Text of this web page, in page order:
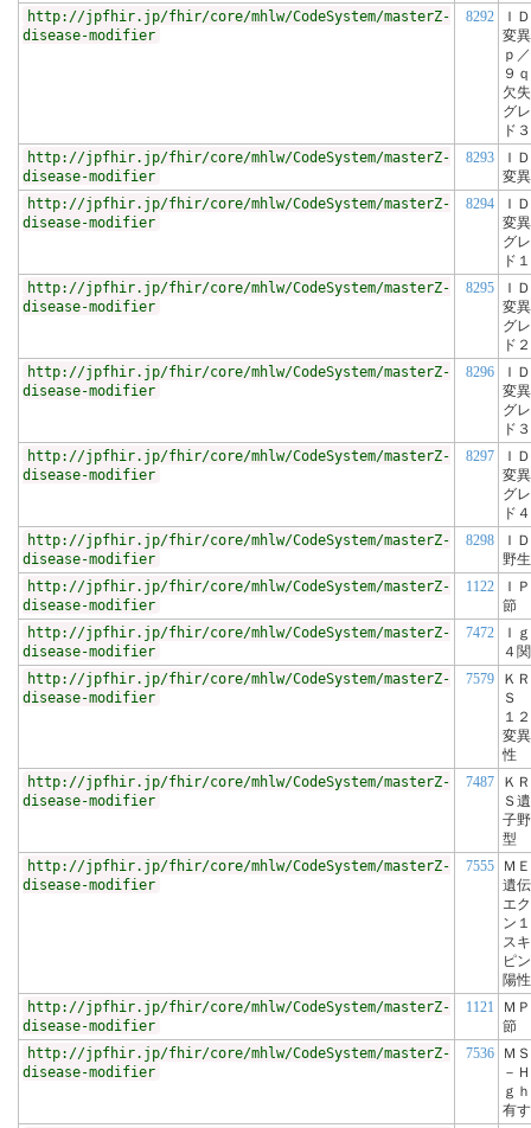
http://jpfhir.jp/fhir/core/mhlw/CodeSystem/masterZ-
disease-modifier
8292
Ｉ
変
ｐ
９
欠
グ
ド３
http://jpfhir.jp/fhir/core/mhlw/CodeSystem/masterZ-
disease-modifier
8293
Ｉ
変
http://jpfhir.jp/fhir/core/mhlw/CodeSystem/masterZ-
disease-modifier
8294
Ｉ
変
グ
ド１
http://jpfhir.jp/fhir/core/mhlw/CodeSystem/masterZ-
disease-modifier
8295
Ｉ
変
グ
ド２
http://jpfhir.jp/fhir/core/mhlw/CodeSystem/masterZ-
disease-modifier
8296
Ｉ
変
グ
ド３
http://jpfhir.jp/fhir/core/mhlw/CodeSystem/masterZ-
disease-modifier
8297
Ｉ
変
グ
ド４
http://jpfhir.jp/fhir/core/mhlw/CodeSystem/masterZ-
disease-modifier
8298
Ｉ
野
http://jpfhir.jp/fhir/core/mhlw/CodeSystem/masterZ-
disease-modifier
1122
Ｉ
節
http://jpfhir.jp/fhir/core/mhlw/CodeSystem/masterZ-
disease-modifier
7472
Ｉ
４
http://jpfhir.jp/fhir/core/mhlw/CodeSystem/masterZ-
disease-modifier
7579
Ｋ
Ｓ
１
変
性
http://jpfhir.jp/fhir/core/mhlw/CodeSystem/masterZ-
disease-modifier
7487
Ｋ
Ｓ
子
型
http://jpfhir.jp/fhir/core/mhlw/CodeSystem/masterZ-
disease-modifier
7555
Ｍ
遺
エ
ン
ス
ピ
陽性
http://jpfhir.jp/fhir/core/mhlw/CodeSystem/masterZ-
disease-modifier
1121
Ｍ
節
http://jpfhir.jp/fhir/core/mhlw/CodeSystem/masterZ-
disease-modifier
7536
Ｍ
－
ｇ
有